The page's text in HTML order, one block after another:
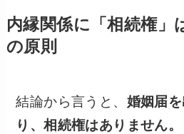
内縁関係に「相続権
の原則
結論から言うと、 婚姻届
り、相続権はありません。